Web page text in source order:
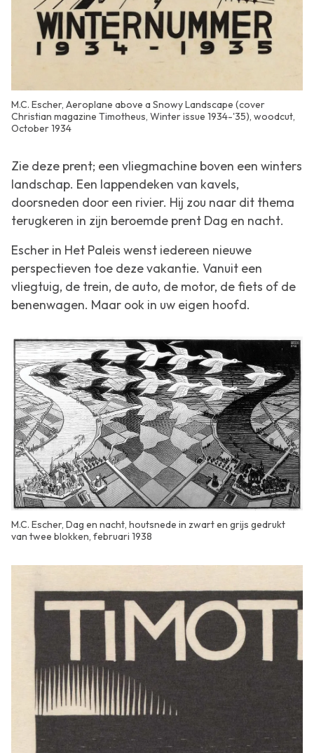
M.C. Escher, Aeroplane above a Snowy Landscape (cover
Christian magazine Timotheus, Winter issue 1934-'35), woodcut,
October 1934
Zie deze prent; een vliegmachine boven een winters
landschap. Een lappendeken van kavels,
doorsneden door een rivier. Hij zou naar dit thema
terugkeren in zijn beroemde prent Dag en nacht.
Escher in Het Paleis wenst iedereen nieuwe
perspectieven toe deze vakantie. Vanuit een
vliegtuig, de trein, de auto, de motor, de fiets of de
benenwagen. Maar ook in uw eigen hoofd.
M.C. Escher, Dag en nacht, houtsnede in zwart en grijs gedrukt
van twee blokken, februari 1938